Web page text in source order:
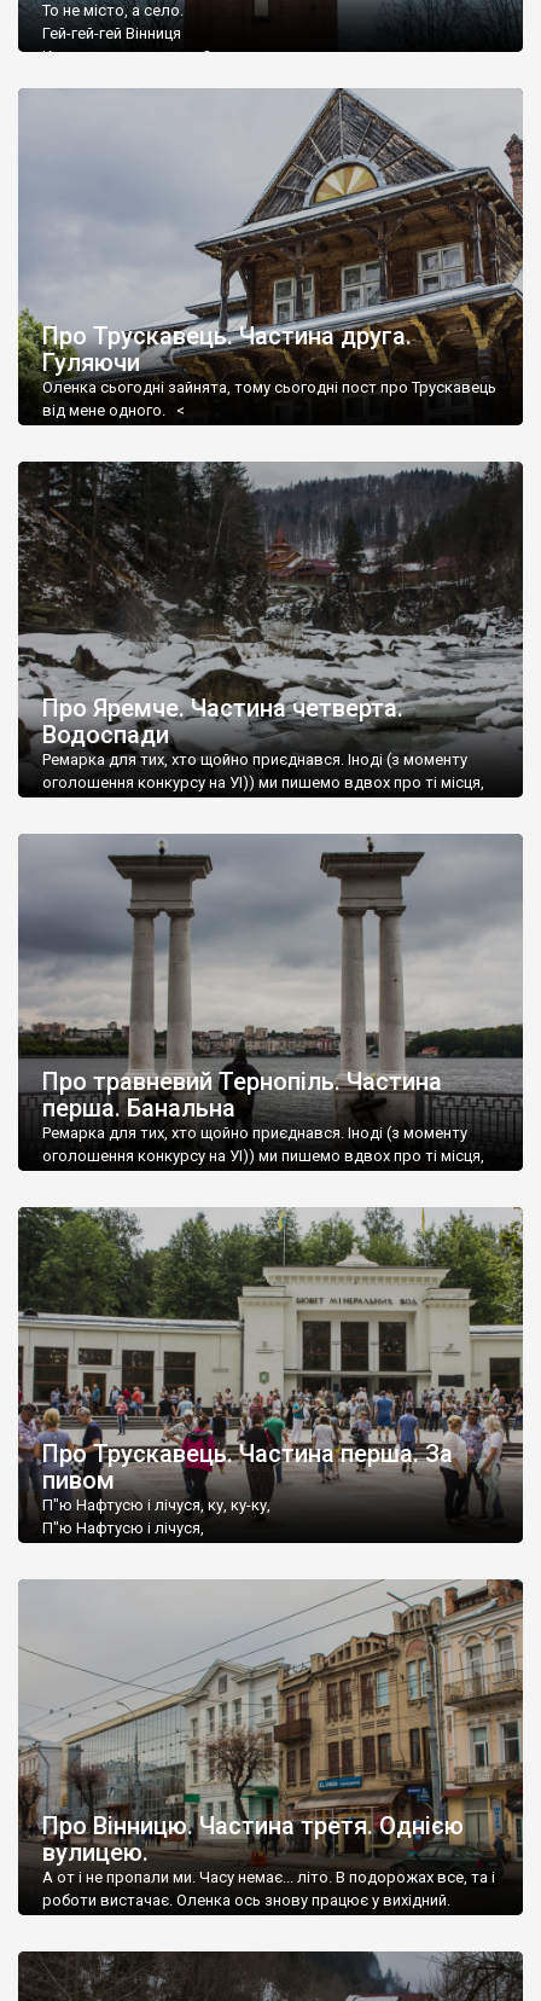
То не місто, а село.
Гей-гей-гей Вінниця
Куди мене це занесло?
Про Трускавець. Частина друга.
Гуляючи
Оленка сьогодні зайнята, тому сьогодні пост про Трускавець
від мене одного. <
Про Яремче. Частина четверта.
Водоспади
Ремарка для тих, хто щойно приєднався. Іноді (з моменту
оголошення конкурсу на УІ)) ми пишемо вдвох про ті місця,
Про травневий Тернопіль. Частина
перша. Банальна
Ремарка для тих, хто щойно приєднався. Іноді (з моменту
оголошення конкурсу на УІ)) ми пишемо вдвох про ті місця,
Про Трускавець. Частина перша. За
пивом
П"ю Нафтусю і лічуся, ку, ку-ку,
П"ю Нафтусю і лічуся,
Про Вінницю. Частина третя. Однією
вулицею.
А от і не пропали ми. Часу немає... літо. В подорожах все, та і
роботи вистачає. Оленка ось знову працює у вихідний.